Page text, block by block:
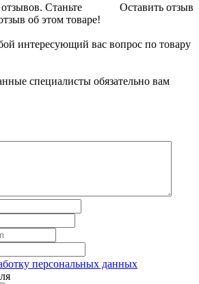
Оставить отзыв
Станьте
об этом товаре!
интересующий вас вопрос по товару
специалисты обязательно вам
персональных данных